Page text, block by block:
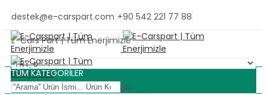
destek@e-carspart.com +90 542 221 77 88
E-Cars Part | Tüm Enerjimizle
E-Cars Part | Tüm Enerjimizle
TÜM KATEGORİLER